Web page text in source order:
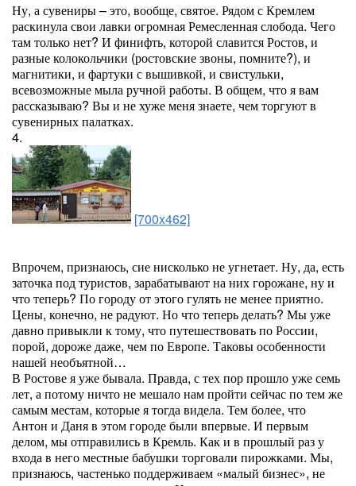
Ну, а сувениры – это, вообще, святое. Рядом с Кремлем
раскинула свои лавки огромная Ремесленная слобода. Чего
там только нет? И финифть, которой славится Ростов, и
разные колокольчики (ростовские звоны, помните?), и
магнитики, и фартуки с вышивкой, и свистульки,
всевозможные мыла ручной работы. В общем, что я вам
рассказываю? Вы и не хуже меня знаете, чем торгуют в
сувенирных палатках.
4.
[700x462]
Впрочем, признаюсь, сие нисколько не угнетает. Ну, да, есть
заточка под туристов, зарабатывают на них горожане, ну и
что теперь? По городу от этого гулять не менее приятно.
Цены, конечно, не радуют. Но что теперь делать? Мы уже
давно привыкли к тому, что путешествовать по России,
порой, дороже даже, чем по Европе. Таковы особенности
нашей необъятной…
В Ростове я уже бывала. Правда, с тех пор прошло уже семь
лет, а потому ничто не мешало нам пройти сейчас по тем же
самым местам, которые я тогда видела. Тем более, что
Антон и Даня в этом городе были впервые. И первым
делом, мы отправились в Кремль. Как и в прошлый раз у
входа в него местные бабушки торговали пирожками. Мы,
признаюсь, частенько поддерживаем «малый бизнес», не